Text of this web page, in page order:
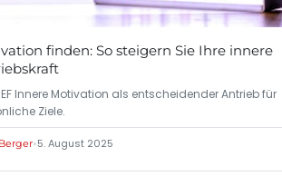
finden: So steigern Sie Ihre innere
Innere Motivation als entscheidender Antrieb für
Ziele.
•5. August 2025